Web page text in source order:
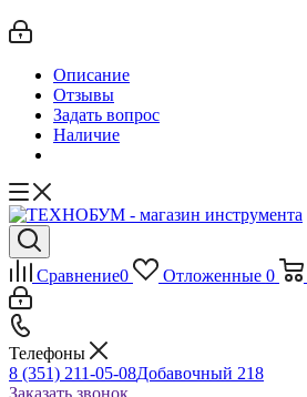
Описание
Отзывы
Задать вопрос
Наличие
Сравнение0 Отложенные 0
Телефоны
8 (351) 211-05-08Добавочный 218
Заказать звонок